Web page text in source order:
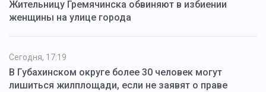
Жительницу Гремячинска обвиняют в избиении
женщины на улице города
Сегодня, 17:19
В Губахинском округе более 30 человек могут
лишиться жилплощади, если не заявят о праве